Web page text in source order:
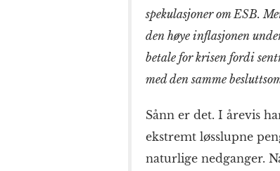
spekulasjoner om ESB.
den høye inflasjonen
betale for krisen fordi
med den samme
Sånn er det. I årevis
ekstremt løsslupne
naturlige nedganger.